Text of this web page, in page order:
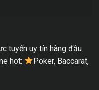
tuyến uy tín hàng đầu
hot:
Poker, Baccarat,